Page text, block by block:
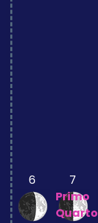
6
7
Primo
Quarto